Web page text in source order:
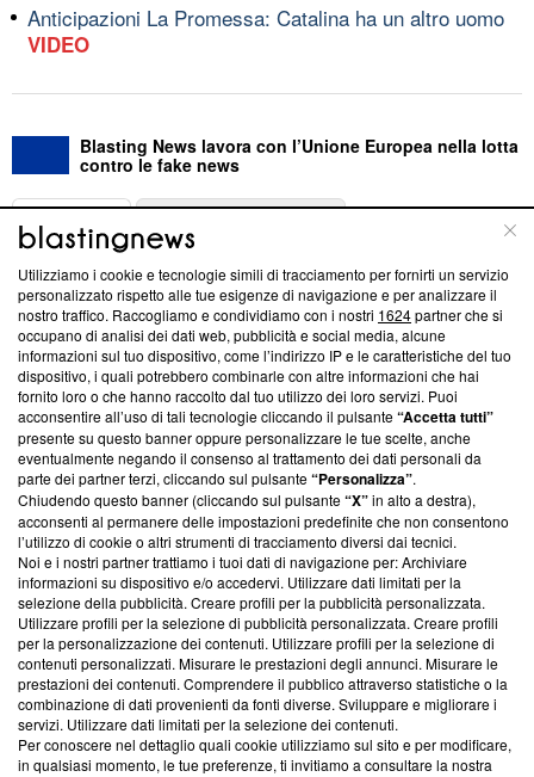
Anticipazioni La Promessa: Catalina ha un altro uomo
VIDEO
Blasting News lavora con l’Unione Europea nella lotta
contro le fake news
ABOUT
Questa sezione offre informazioni trasparenti su Blasting
News, sui nostri processi editoriali e su come ci impegniamo a
creare news di qualità. Inoltre, afferma la nostra aderenza a
‘Trust Project - News with Integrity’Blasting News non è
ancora membro del programma, ma ha richiesto di farne
parte; Trust Project non ha ancora effettuato una verifica di
conformità agli standard.
Su di noi
Team editoriale
Corporate
Redazione
Informativa Privacy
Cookie Policy
Blasting SA, IDI CHE-247.845.224, Via Carlo Frasca, 3 - 6900
Lugano (Svizzera) Tel:+39 0690258937
Utilizziamo i cookie e tecnologie simili di tracciamento per fornirti un servizio
personalizzato rispetto alle tue esigenze di navigazione e per analizzare il
nostro traffico. Raccogliamo e condividiamo con i nostri 1624partner che si
occupano di analisi dei dati web, pubblicità e social media, alcune
informazioni sul tuo dispositivo, come l’indirizzo IP e le caratteristiche del tuo
dispositivo, i quali potrebbero combinarle con altre informazioni che hai
fornito loro o che hanno raccolto dal tuo utilizzo dei loro servizi. Puoi
acconsentire all’uso di tali tecnologie cliccando il pulsante“Accetta tutti”
presente su questo banner oppure personalizzare le tue scelte, anche
eventualmente negando il consenso al trattamento dei dati personali da
parte dei partner terzi, cliccando sul pulsante“Personalizza”.
Chiudendo questo banner (cliccando sul pulsante“X”in alto a destra),
acconsenti al permanere delle impostazioni predefinite che non consentono
l’utilizzo di cookie o altri strumenti di tracciamento diversi dai tecnici.
Noi e i nostri partner trattiamo i tuoi dati di navigazione per: Archiviare
informazioni su dispositivo e/o accedervi. Utilizzare dati limitati per la
selezione della pubblicità. Creare profili per la pubblicità personalizzata.
Utilizzare profili per la selezione di pubblicità personalizzata. Creare profili
per la personalizzazione dei contenuti. Utilizzare profili per la selezione di
contenuti personalizzati. Misurare le prestazioni degli annunci. Misurare le
prestazioni dei contenuti. Comprendere il pubblico attraverso statistiche o la
combinazione di dati provenienti da fonti diverse. Sviluppare e migliorare i
servizi. Utilizzare dati limitati per la selezione dei contenuti.
Per conoscere nel dettaglio quali cookie utilizziamo sul sito e per modificare,
in qualsiasi momento, le tue preferenze, ti invitiamo a consultare la nostra